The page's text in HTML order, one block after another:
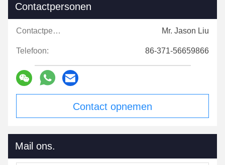
Contactpersonen
Contactpersonen: Mr. Jason Liu
Telefoon: 86-371-56659866
Contact opnemen
Mail ons.